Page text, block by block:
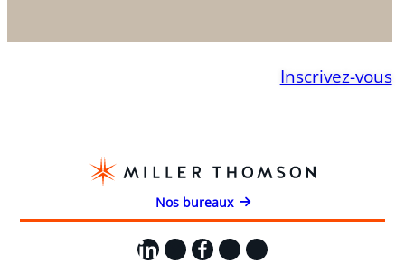
Inscrivez-vous
Nos bureaux
LinkedIn
X Facebook
Instagram
YouTube